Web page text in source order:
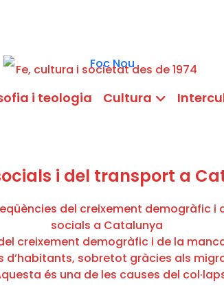
Fe, cultura i societat des de 1974
i teologia Cultura
i del transport a
creixement demogràfic i de la
sobretot gràcies als
és una de les causes del